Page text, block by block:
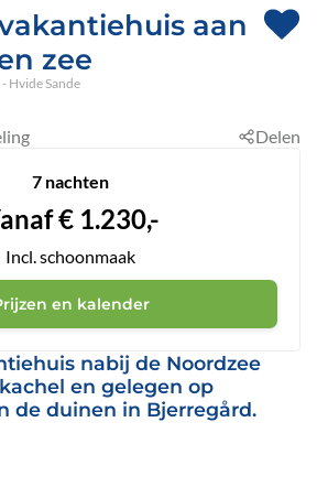
aan
zee
- Hvide Sande
nabij de Noordzee
en gelegen op
de duinen in Bjerregård.
Delen
7 nachten
€ 1.230,-
Incl. schoonmaak
en kalender